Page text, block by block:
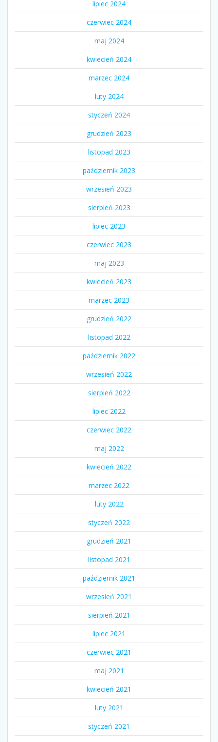
lipiec 2024
czerwiec 2024
maj 2024
kwiecień 2024
marzec 2024
luty 2024
styczeń 2024
grudzień 2023
listopad 2023
październik 2023
wrzesień 2023
sierpień 2023
lipiec 2023
czerwiec 2023
maj 2023
kwiecień 2023
marzec 2023
grudzień 2022
listopad 2022
październik 2022
wrzesień 2022
sierpień 2022
lipiec 2022
czerwiec 2022
maj 2022
kwiecień 2022
marzec 2022
luty 2022
styczeń 2022
grudzień 2021
listopad 2021
październik 2021
wrzesień 2021
sierpień 2021
lipiec 2021
czerwiec 2021
maj 2021
kwiecień 2021
luty 2021
styczeń 2021